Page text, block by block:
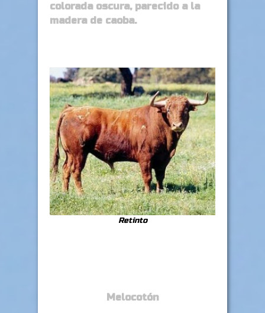
colorada oscura, parecido a la
madera de caoba.
Retinto
Melocotón